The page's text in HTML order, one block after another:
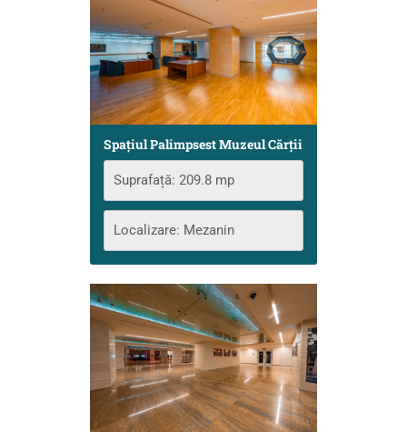
Spațiul Palimpsest Muzeul Cărţii
Suprafață: 209.8 mp
Localizare: Mezanin